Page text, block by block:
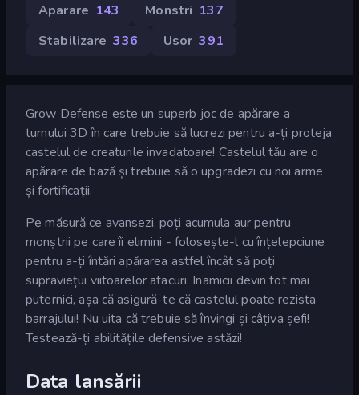
Aparare 143 Monstri 137
Stabilizare 336 Usor 391
Grow Defense este un superb joc de apărare a
turnului 3D în care trebuie să lucrezi pentru a-ți proteja
castelul de creaturile invadatoare! Castelul tău are o
apărare de bază și trebuie să o upgradezi cu noi arme
și fortificații.
Pe măsură ce avansezi, poți acumula aur pentru
monștrii pe care îi elimini - folosește-l cu înțelepciune
pentru a-ți întări apărarea astfel încât să poți
supraviețui viitoarelor atacuri. Inamicii devin tot mai
puternici, așa că asigură-te că castelul poate rezista
barrajului! Nu uita că trebuie să învingi și câțiva șefi!
Testează-ți abilitățile defensive astăzi!
Data lansării